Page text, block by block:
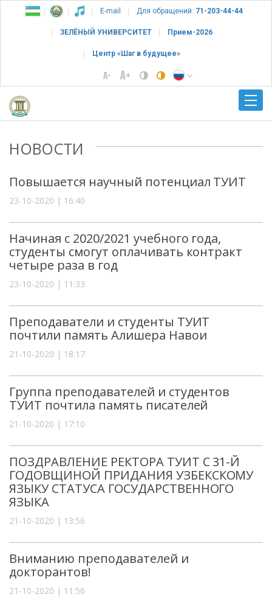
E-mail Для обращений: 71-203-44-44
ЗЕЛЁНЫЙ УНИВЕРСИТЕТ Прием-2026
Центр «Шаг в будущее»
НОВОСТИ
Повышается научный потенциал ТУИТ
23-10-2020 | 16:40
Начиная с 2020/2021 учебного года,
студенты смогут оплачивать контракт
четыре раза в год
23-10-2020 | 11:33
Преподаватели и студенты ТУИТ
почтили память Алишера Навои
21-10-2020 | 18:17
Группа преподавателей и студентов
ТУИТ почтила память писателей
21-10-2020 | 17:10
ПОЗДРАВЛЕНИЕ РЕКТОРА ТУИТ С 31-Й
ГОДОВЩИНОЙ ПРИДАНИЯ УЗБЕКСКОМУ
ЯЗЫКУ СТАТУСА ГОСУДАРСТВЕННОГО
ЯЗЫКА
21-10-2020 | 13:56
Вниманию преподавателей и
докторантов!
21-10-2020 | 11:56